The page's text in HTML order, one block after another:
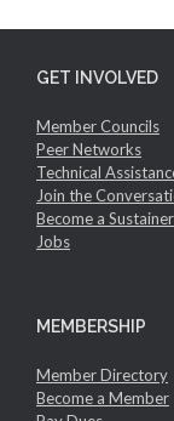
GET INVOLVED
Member Councils
Peer Networks
Technical
Join the
Become a Sustainer
Jobs
MEMBERSHIP
Member Directory
Become a Member